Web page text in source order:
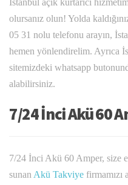
İstanbul açık kurtarıcı
olursanız olun! Yolda
05 31 nolu telefonu arayın,
hemen yönlendirelim. Ayrıca
sitemizdeki whatsapp
alabilirsiniz.
7/24 İnci Akü 60
7/24 İnci Akü 60 Amper, size
sunan Akü Takviye